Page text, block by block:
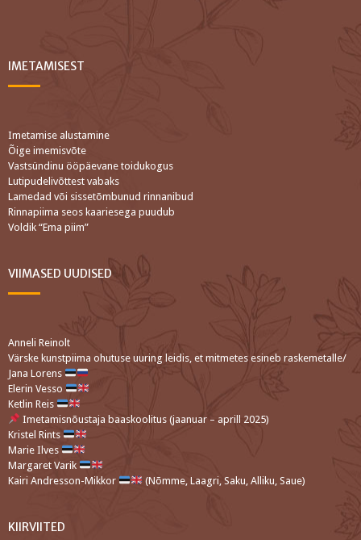
IMETAMISEST
Imetamise alustamine
Õige imemisvõte
Vastsündinu ööpäevane toidukogus
Lutipudelivõttest vabaks
Lamedad või sissetõmbunud rinnanibud
Rinnapiima seos kaariesega puudub
Voldik “Ema piim”
VIIMASED UUDISED
Anneli Reinolt
Värske kunstpiima ohutuse uuring leidis, et mitmetes esineb raskemetalle/
Jana Lorens
Elerin Vesso
Ketlin Reis
Imetamisnõustaja baaskoolitus (jaanuar – aprill 2025)
Kristel Rints
Marie Ilves
Margaret Varik
Kairi Andresson-Mikkor
(Nõmme, Laagri, Saku, Alliku, Saue)
KIIRVIITED